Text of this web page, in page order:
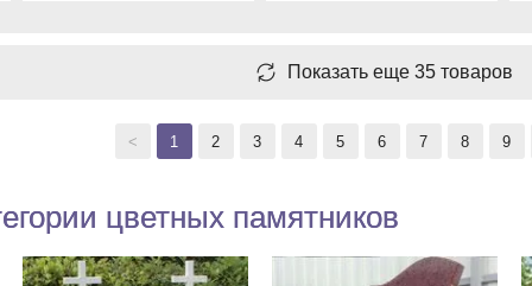
Показать еще 35 товаров
< 1 2 3 4 5 6 7 8 9
цветных памятников